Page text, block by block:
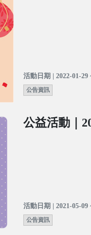
活動日期 | 2022-01-29
公告資訊
公益活動｜
活動日期 | 2021-05-09
公告資訊